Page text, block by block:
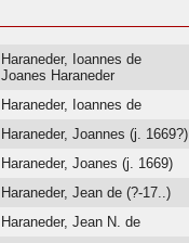
Haraneder, Ioannes de
Joanes Haraneder
Haraneder, Ioannes de
Haraneder, Joannes (j. 1669?)
Haraneder, Joanes (j. 1669)
Haraneder, Jean de (?-17..)
Haraneder, Jean N. de